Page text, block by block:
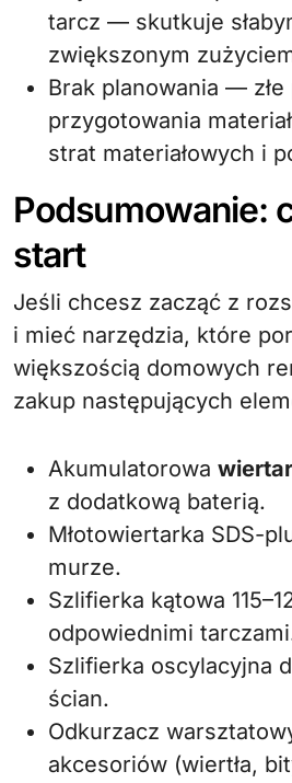
tarcz — skutkuje
zwiększonym
Brak planowania —
przygotowania
strat materiałowych i
Podsumowanie:
start
Jeśli chcesz zacząć z
i mieć narzędzia, które
większością domowych
zakup następujących
Akumulatorowa
z dodatkową baterią.
Młotowiertarka SDS-
murze.
Szlifierka kątowa
odpowiednimi
Szlifierka oscylacyjna
ścian.
Odkurzacz
akcesoriów (wiertła,